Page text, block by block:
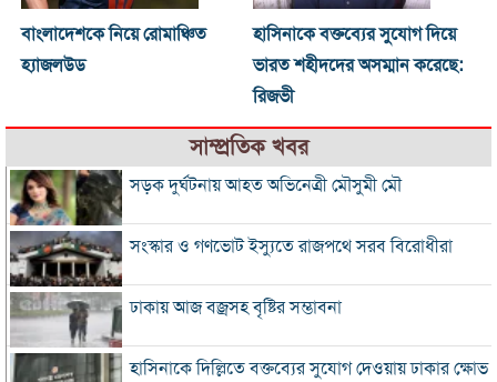
বাংলাদেশকে নিয়ে রোমাঞ্চিত
হ্যাজলউড
হাসিনাকে বক্তব্যের সুযোগ দিয়ে
ভারত শহীদদের অসম্মান করেছে:
রিজভী
সাম্প্রতিক খবর
সড়ক দুর্ঘটনায় আহত অভিনেত্রী মৌসুমী মৌ
সংস্কার ও গণভোট ইস্যুতে রাজপথে সরব বিরোধীরা
ঢাকায় আজ বজ্রসহ বৃষ্টির সম্ভাবনা
হাসিনাকে দিল্লিতে বক্তব্যের সুযোগ দেওয়ায় ঢাকার ক্ষোভ